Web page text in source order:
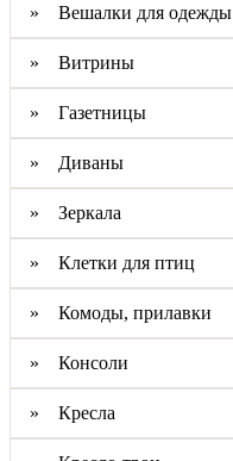
» Вешалки для одежды
» Витрины
» Газетницы
» Диваны
» Зеркала
» Клетки для птиц
» Комоды, прилавки
» Консоли
» Кресла